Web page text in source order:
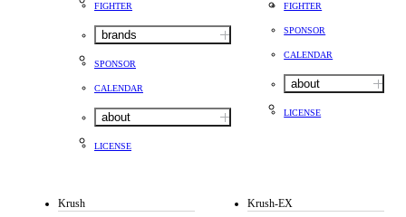
FIGHTER
brands
SPONSOR
CALENDAR
about
LICENSE
FIGHTER
SPONSOR
CALENDAR
about
LICENSE
Krush Krush-EX